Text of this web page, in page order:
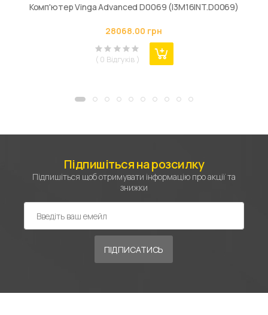
Комп'ютер Vinga Advanced D0069 (I3M16INT.D0069)
28068.00 грн
( 0 Відгуків )
Підпишіться на розсилку
Підпишіться щоб отримувати інформацію про акції та
знижки
ПІДПИСАТИСЬ